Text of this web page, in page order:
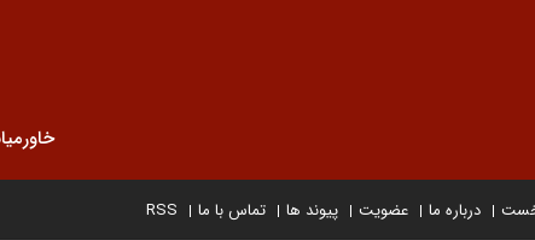
درباره ما عضویت پیوند ها تماس با ما RSS